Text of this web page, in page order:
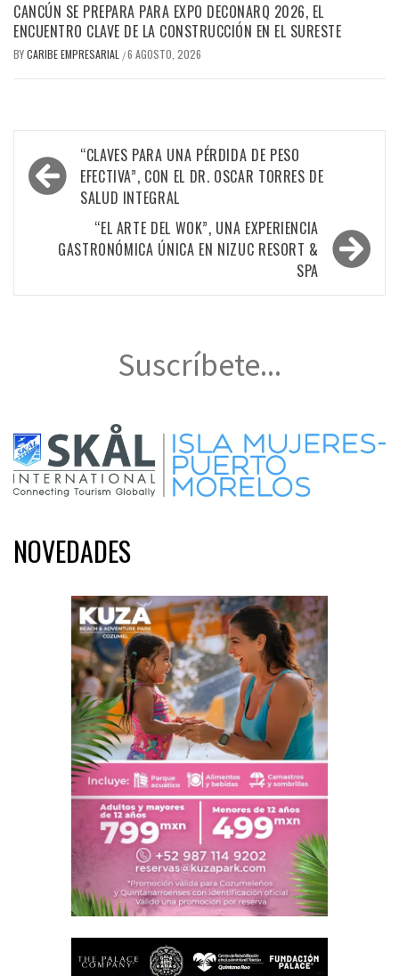
CANCÚN SE PREPARA PARA EXPO DECONARQ 2026, EL
ENCUENTRO CLAVE DE LA CONSTRUCCIÓN EN EL SURESTE
BYCARIBE EMPRESARIAL /6 AGOSTO, 2026
Navegación
de
entradas
“CLAVES PARA UNA PÉRDIDA DE PESO
EFECTIVA”, CON EL DR. OSCAR TORRES DE
SALUD INTEGRAL
“EL ARTE DEL WOK”, UNA EXPERIENCIA
GASTRONÓMICA ÚNICA EN NIZUC RESORT &
SPA
Suscríbete...
NOVEDADES